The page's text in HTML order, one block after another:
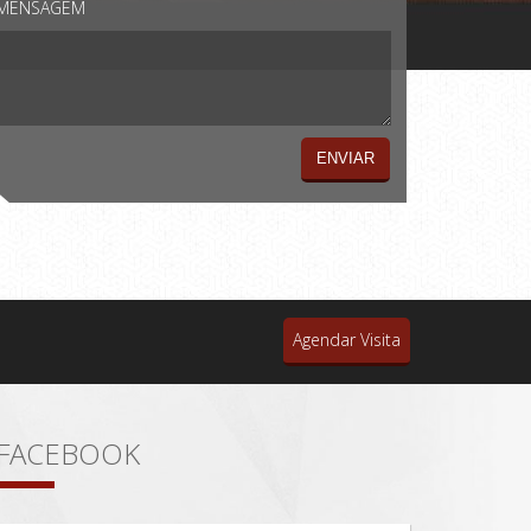
Agendar Visita